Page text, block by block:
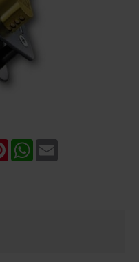
PinterestWhatsApp